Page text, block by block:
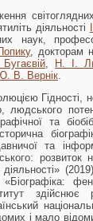
діяльності
наук,
, докторам
, Н. І.
В. Вернік
Гідності,
людського
та
та
розвиток
здійснює
і мало